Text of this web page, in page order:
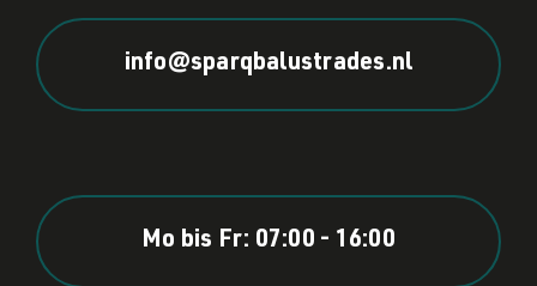
info@sparqbalustrades.nl
Mo bis Fr: 07:00 - 16:00